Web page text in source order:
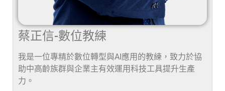
蔡正信-數位教練
我是一位專精於數位轉型與AI應用的教練，致力於協
助中高齡族群與企業主有效運用科技工具提升生產
力。